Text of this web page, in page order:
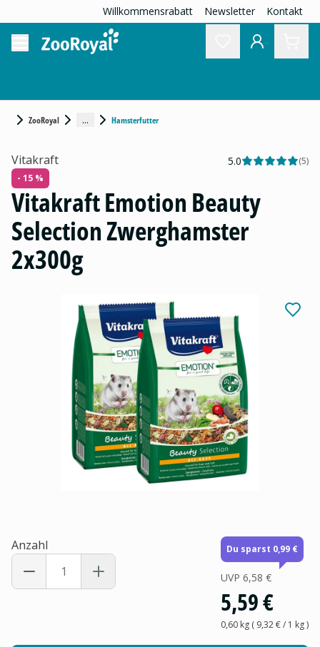
Willkommensrabatt Newsletter Kontakt
ZooRoyal ... Hamsterfutter
Vitakraft 5.0 (5)
- 15 %
Vitakraft Emotion Beauty
Selection Zwerghamster
2x300g
Anzahl Du sparst 0,99 €
UVP 6,58 €
5,59 €
0,60 kg( 9,32 €/ 1 kg)